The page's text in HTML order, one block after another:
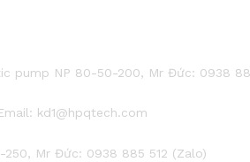
pump NP 80-50-200, Mr Đức: 0938
kd1@hpqtech.com
250, Mr Đức: 0938 885 512 (Zalo)